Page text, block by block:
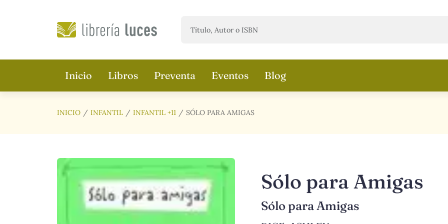
Inicio Libros Preventa Eventos Blog
INICIO INFANTIL INFANTIL +11 SÓLO PARA AMIGAS
Sólo para Amigas
Sólo para Amigas